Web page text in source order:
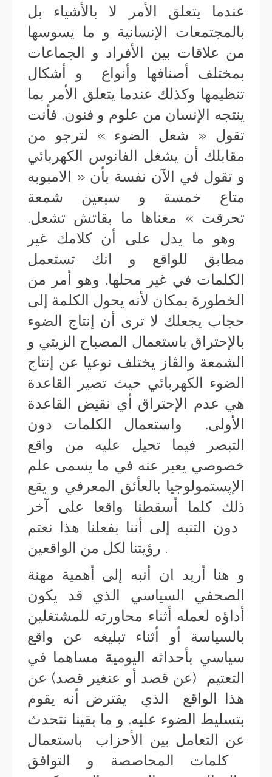
عندما يتعلق الأمر لا بالأشياء بل
بالمجتمعات الإنسانية و ما يسوسها
من علاقات بين الأفراد و الجماعات
بمختلف أصنافها وأنواع و أشكال
تنظيمها وكذلك عندما يتعلق الأمر بما
ينتجه الإنسان من علوم و فنون. فأنت
تقول « شعل الضوء » لترجو من
مقابلك أن يشغل الفانوس الكهربائي
و تقول في الآن نفسة بأن « الامبوبه
متاع خمسة و سبعين شمعة
تحرقت » معناها ما بقاتش تشعل.
وهو ما يدل على أن كلامك غير
مطابق للواقع و انك تستعمل
الكلمات في غير محلها. وهو أمر من
الخطورة بمكان لأنه يحول الكلمة إلى
حجاب يجعلك لا ترى أن إنتاج الضوء
بالإحتراق باستعمال المصباح الزيتي و
الشمعة والڤاز يختلف نوعيا عن إنتاج
الضوء الكهربائي حيث تصير القاعدة
هي عدم الإحتراق أي نقيض القاعدة
الأولى. واستعمال الكلمات دون
التبصر فيما تحيل عليه من واقع
خصوصي يعبر عنه في ما يسمى علم
الإپستمولوجيا بالعأئق المعرفي و يقع
ذلك كلما أسقطنا واقعا على آخر
دون التنبه إلى أننا بفعلنا هذا نعتم
رؤيتنا لكل من الواقعين .
و هنا أريد ان أنبه إلى أهمية مهنة
الصحفي السياسي الذي قد يكون
أداؤه لعمله أثناء محاورته للمشتغلين
بالسياسة أو أثناء تبليغه عن واقع
سياسي بأحداثه اليومية مساهما في
التعتيم (عن قصد أو عنغير قصد) عن
هذا الواقع الذي يفترض أنه يقوم
بتسليط الضوء عليه. و ما بقينا نتحدث
عن التعامل بين الأحزاب باستعمال
كلمات المحاصصة و التوافق